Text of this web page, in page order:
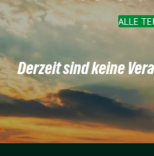
ALLE
Derzeit sind keine